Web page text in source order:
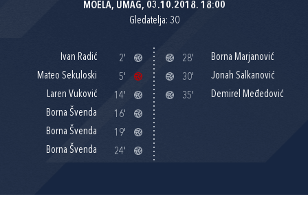
MOELA, UMAG, 03.10.2018. 18:00
Gledatelja: 30
Ivan Radić
2'
Mateo Sekuloski
5'
Laren Vuković
14'
Borna Švenda
16'
Borna Švenda
19'
Borna Švenda
24'
28'
Borna Marjanović
30'
Jonah Salkanović
35'
Demirel Međedović